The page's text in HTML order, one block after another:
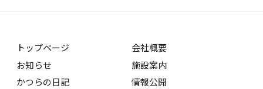
トップページ
お知らせ
かつらの日記
会社概要
施設案内
情報公開